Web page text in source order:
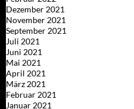
Dezember 2021
November 2021
September 2021
Juli 2021
Juni 2021
Mai 2021
April 2021
März 2021
Februar 2021
Januar 2021